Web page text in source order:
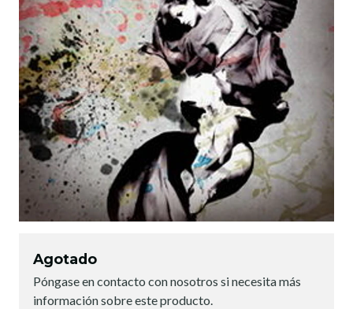
Agotado
Póngase en contacto con nosotros si necesita más
información sobre este producto.